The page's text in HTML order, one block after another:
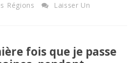
Régions
Laisser Un
fois que je passe